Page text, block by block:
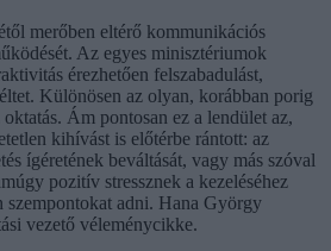
merőben eltérő kommunikációs
Az egyes minisztériumok
érezhetően felszabadulást,
Különösen az olyan, korábban porig
Ám pontosan ez a lendület az,
kihívást is előtérbe rántott: az
ígéretének beváltását, vagy más szóval
pozitív stressznek a kezeléséhez
szempontokat adni. Hana György
vezető véleménycikke.